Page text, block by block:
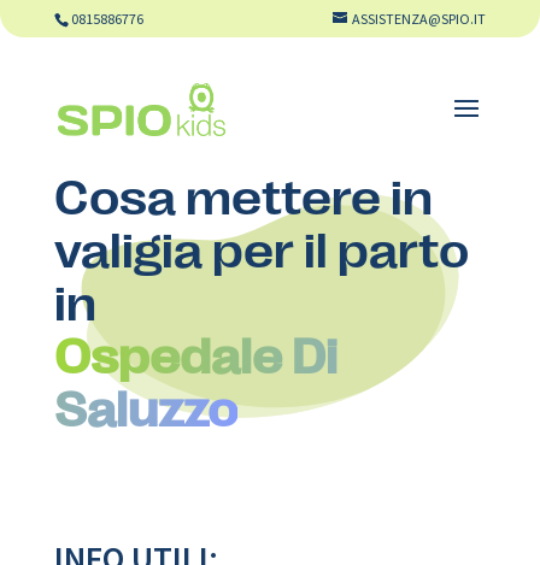
0815886776 ASSISTENZA@SPIO.IT
Cosa mettere in
valigia per il parto
in
Ospedale Di
Saluzzo